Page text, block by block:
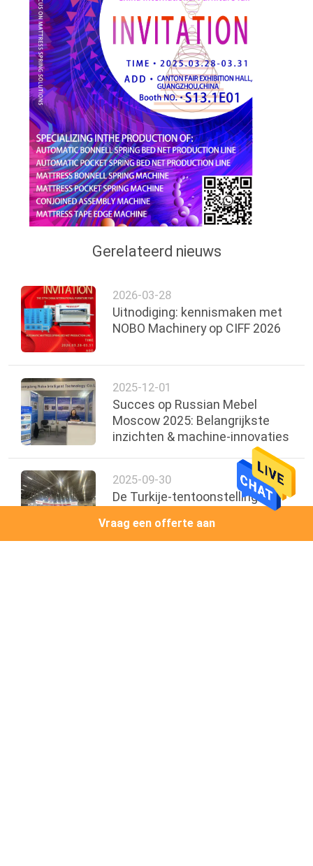
Gerelateerd nieuws
2026-03-28
Uitnodiging: kennismaken met
NOBO Machinery op CIFF 2026
2025-12-01
Succes op Russian Mebel
Moscow 2025: Belangrijkste
inzichten & machine-innovaties
2025-09-30
De Turkije-tentoonstelling van
september 2025 is succesvol
afgerond!
Vraag een offerte aan